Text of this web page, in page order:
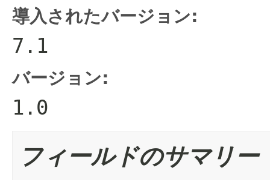
導入されたバージョン:
7.1
バージョン:
1.0
フィールドのサマリー